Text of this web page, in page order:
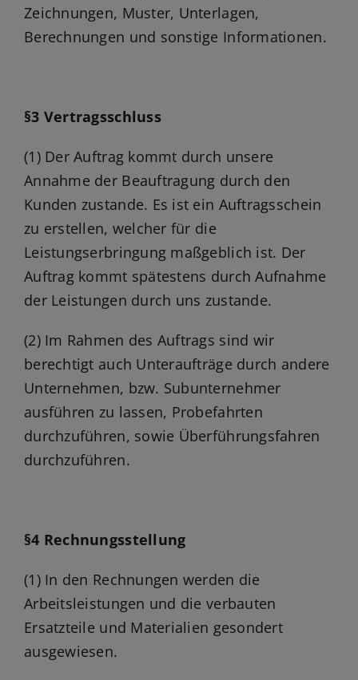
Zeichnungen, Muster, Unterlagen,
Berechnungen und sonstige Informationen.
§3 Vertragsschluss
(1) Der Auftrag kommt durch unsere
Annahme der Beauftragung durch den
Kunden zustande. Es ist ein Auftragsschein
zu erstellen, welcher für die
Leistungserbringung maßgeblich ist. Der
Auftrag kommt spätestens durch Aufnahme
der Leistungen durch uns zustande.
(2) Im Rahmen des Auftrags sind wir
berechtigt auch Unteraufträge durch andere
Unternehmen, bzw. Subunternehmer
ausführen zu lassen, Probefahrten
durchzuführen, sowie Überführungsfahren
durchzuführen.
§4 Rechnungsstellung
(1) In den Rechnungen werden die
Arbeitsleistungen und die verbauten
Ersatzteile und Materialien gesondert
ausgewiesen.